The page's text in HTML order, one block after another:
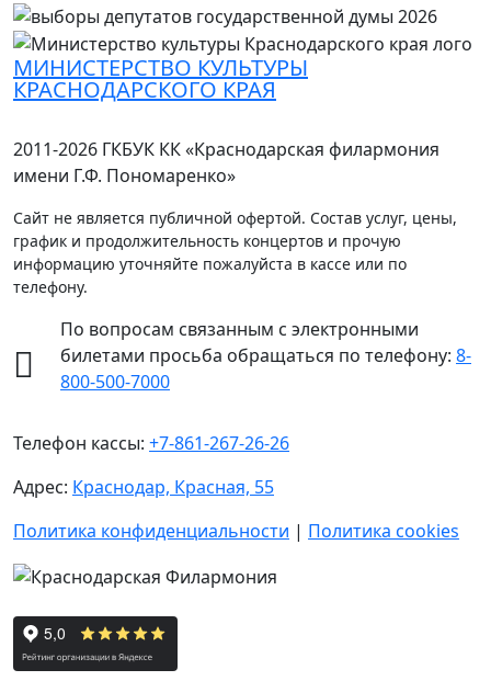
МИНИСТЕРСТВО КУЛЬТУРЫ
КРАСНОДАРСКОГО КРАЯ
2011-2026 ГКБУК КК «Краснодарская филармония
имени Г.Ф. Пономаренко»
Сайт не является публичной офертой. Состав услуг, цены,
график и продолжительность концертов и прочую
информацию уточняйте пожалуйста в кассе или по
телефону.
По вопросам связанным с электронными
билетами просьба обращаться по телефону: 8-
800-500-7000
Телефон кассы: +7-861-267-26-26
Адрес: Краснодар, Красная, 55
Политика конфиденциальности | Политика cookies